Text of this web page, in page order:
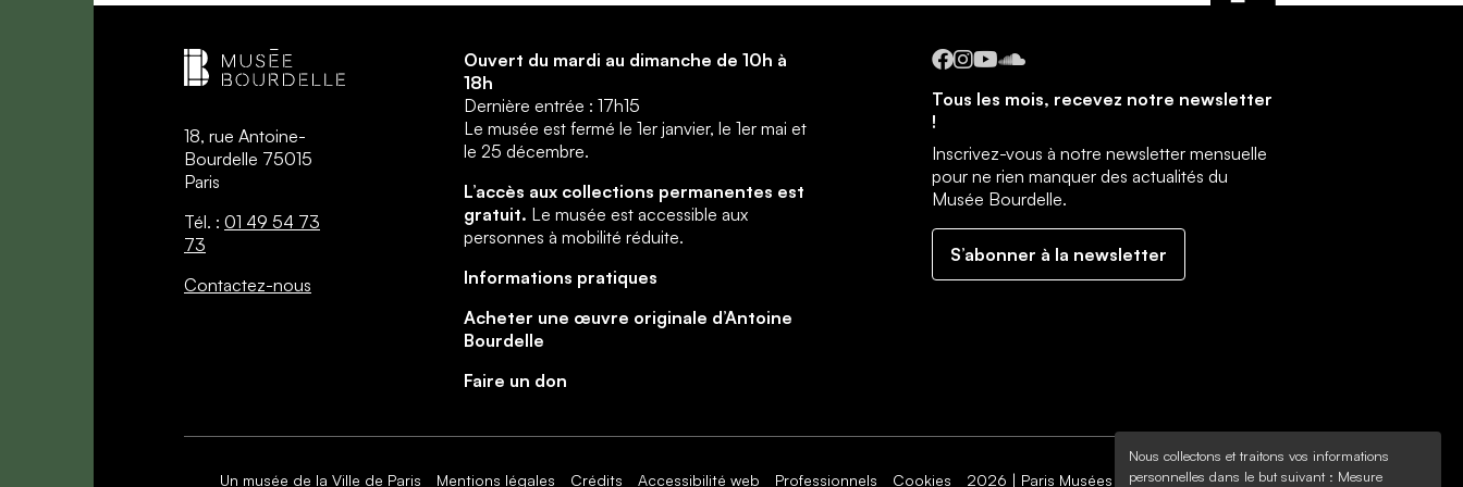
Nous collectons et traitons vos informations
personnelles dans le but suivant : Mesure
18, rue Antoine-
Bourdelle 75015
Paris
Tél. : 01 49 54 73
73
Contactez-nous
Ouvert du mardi au dimanche de 10h à
18h
Dernière entrée : 17h15
Le musée est fermé le 1er janvier, le 1er mai et
le 25 décembre.
L’accès aux collections permanentes est
gratuit. Le musée est accessible aux
personnes à mobilité réduite.
Informations pratiques
Acheter une œuvre originale d’Antoine
Bourdelle
Faire un don
Facebook
Instagram
YouTube
SoundCloud
Tous les mois, recevez notre newsletter
!
Inscrivez-vous à notre newsletter mensuelle
pour ne rien manquer des actualités du
Musée Bourdelle.
S’abonner à la newsletter
Un musée de la Ville de Paris Mentions légales Crédits Accessibilité web Professionnels Cookies 2026 | Paris Musées | Musée Bourdelle